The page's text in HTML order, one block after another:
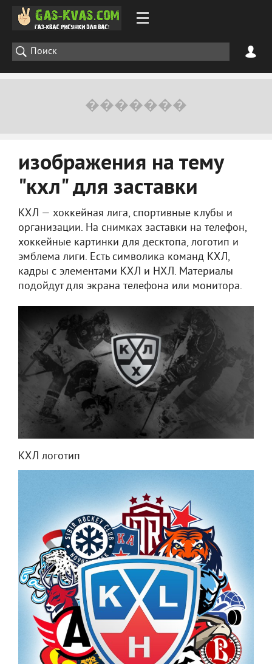
изображения на тему
"кхл" для заставки
КХЛ — хоккейная лига, спортивные клубы и
организации. На снимках заставки на телефон,
хоккейные картинки для десктопа, логотип и
эмблема лиги. Есть символика команд КХЛ,
кадры с элементами КХЛ и НХЛ. Материалы
подойдут для экрана телефона или монитора.
КХЛ логотип